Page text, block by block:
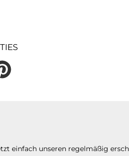
einfach unseren regelmäßig